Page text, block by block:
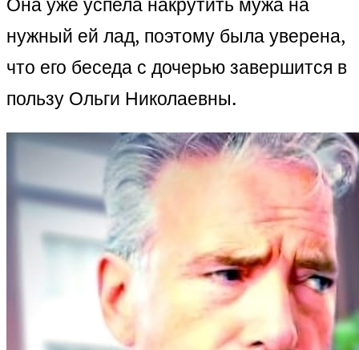
нужный ей лад, поэтому была уверена,
что его беседа с дочерью завершится в
пользу Ольги Николаевны.